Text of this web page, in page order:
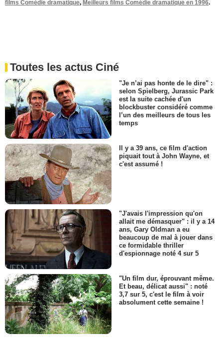
films Comédie dramatique, Meilleurs films Comédie dramatique en 1996.
Toutes les actus Ciné
"Je n’ai pas honte de le dire" :
selon Spielberg, Jurassic Park
est la suite cachée d'un
blockbuster considéré comme
l’un des meilleurs de tous les
temps
Il y a 39 ans, ce film d'action
piquait tout à John Wayne, et
c'est assumé !
"J'avais l'impression qu'on
allait me démasquer" : il y a 14
ans, Gary Oldman a eu
beaucoup de mal à jouer dans
ce formidable thriller
d'espionnage noté 4 sur 5
"Un film dur, éprouvant même.
Et beau, délicat aussi" : noté
3,7 sur 5, c'est le film à voir
absolument cette semaine !